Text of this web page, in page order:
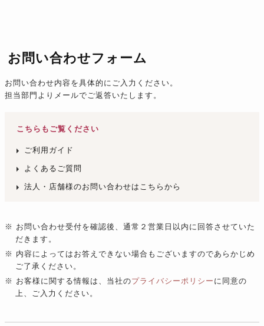
お問い合わせフォーム
お問い合わせ内容を具体的にご入力ください。
担当部門よりメールでご返答いたします。
こちらもご覧ください
ご利用ガイド
よくあるご質問
法人・店舗様のお問い合わせはこちらから
※ お問い合わせ受付を確認後、通常２営業日以内に回答させていた
だきます。
※ 内容によってはお答えできない場合もございますのであらかじめ
ご了承ください。
※ お客様に関する情報は、当社のプライバシーポリシー に同意の
上、ご入力ください。